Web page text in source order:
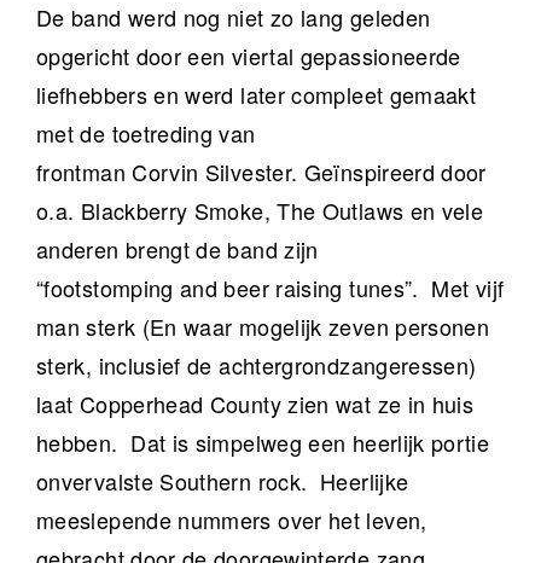
De band werd nog niet zo lang geleden
opgericht door een viertal gepassioneerde
liefhebbers en werd later compleet gemaakt
met de toetreding van
frontman Corvin Silvester. Geïnspireerd door
o.a. Blackberry Smoke, The Outlaws en vele
anderen brengt de band zijn
“footstomping and beer raising tunes”. Met vijf
man sterk (En waar mogelijk zeven personen
sterk, inclusief de achtergrondzangeressen)
laat Copperhead County zien wat ze in huis
hebben. Dat is simpelweg een heerlijk portie
onvervalste Southern rock. Heerlijke
meeslepende nummers over het leven,